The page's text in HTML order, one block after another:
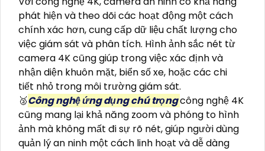
phát hiện và theo dõi các hoạt động một cách
chính xác hơn, cung cấp dữ liệu chất lượng cho
việc giám sát và phân tích. Hình ảnh sắc nét từ
camera 4K cũng giúp trong việc xác định và
nhận diện khuôn mặt, biển số xe, hoặc các chi
tiết nhỏ trong môi trường giám sát.
🥈️Công nghệ ứng dụng chú trọngcông nghệ 4K
cũng mang lại khả năng zoom và phóng to hình
ảnh mà không mất đi sự rõ nét, giúp người dùng
quản lý an ninh một cách linh hoạt và dễ dàng